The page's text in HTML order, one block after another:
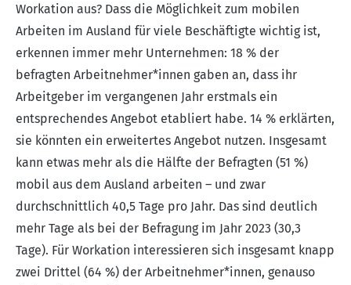
Workation aus? Dass die Möglichkeit zum mobilen
Arbeiten im Ausland für viele Beschäftigte wichtig ist,
erkennen immer mehr Unternehmen: 18 % der
befragten Arbeitnehmer*innen gaben an, dass ihr
Arbeitgeber im vergangenen Jahr erstmals ein
entsprechendes Angebot etabliert habe. 14 % erklärten,
sie könnten ein erweitertes Angebot nutzen. Insgesamt
kann etwas mehr als die Hälfte der Befragten (51 %)
mobil aus dem Ausland arbeiten – und zwar
durchschnittlich 40,5 Tage pro Jahr. Das sind deutlich
mehr Tage als bei der Befragung im Jahr 2023 (30,3
Tage). Für Workation interessieren sich insgesamt knapp
zwei Drittel (64 %) der Arbeitnehmer*innen, genauso